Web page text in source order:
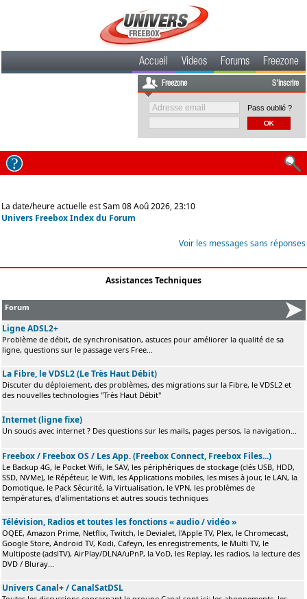
Accueil Videos Forums Freezone
Freezone S'inscrire
Pass oublié ?
La date/heure actuelle est Sam 08 Aoû 2026, 23:10
Univers Freebox Index du Forum
Voir les messages sans réponses
Assistances Techniques
Forum
Ligne ADSL2+
Problème de débit, de synchronisation, astuces pour améliorer la qualité de sa
ligne, questions sur le passage vers Free...
La Fibre, le VDSL2 (Le Très Haut Débit)
Discuter du déploiement, des problèmes, des migrations sur la Fibre, le VDSL2 et
des nouvelles technologies "Très Haut Débit"
Internet (ligne fixe)
Un soucis avec internet ? Des questions sur les mails, pages persos, la navigation...
Freebox / Freebox OS / Les App. (Freebox Connect, Freebox Files...)
Le Backup 4G, le Pocket Wifi, le SAV, les périphériques de stockage (clés USB, HDD,
SSD, NVMe), le Répéteur, le Wifi, les Applications mobiles, les mises à jour, le LAN, la
Domotique, le Pack Sécurité, la Virtualisation, le VPN, les problèmes de
températures, d'alimentations et autres soucis techniques
Télévision, Radios et toutes les fonctions « audio / vidéo »
OQEE, Amazon Prime, Netflix, Twitch, le Devialet, l'Apple TV, Plex, le Chromecast,
Google Store, Android TV, Kodi, Cafeyn, les enregistrements, le Multi TV, le
Multiposte (adslTV), AirPlay/DLNA/uPnP, la VoD, les Replay, les radios, la lecture des
DVD / Bluray...
Univers Canal+ / CanalSatDSL